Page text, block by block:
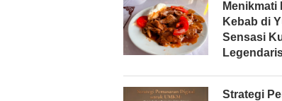
Menikmati
Kebab di
Sensasi
Strategi